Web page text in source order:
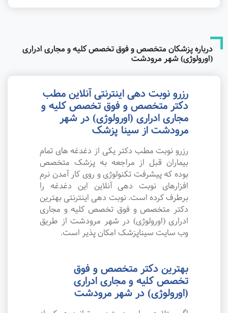
درباره پزشکان متخصص و فوق تخصص کلیه و مجاری ادراری
(اورولوژی) شهر مرودشت
رزرو نوبت دهی اینترنتی آنلاین مطب
دکتر متخصص و فوق تخصص کلیه و
مجاری ادراری (اورولوژی) در شهر
مرودشت از سینا پزشک
رزرو نوبت مطب دکتر یکی از دغدغه های تمام
بیماران قبل از مراجعه به پزشک متخصص
بوده که پیشرفت تکنولوژی و روی کار آمدن نرم
افزارهای نوبت دهی آنلاین این دغدغه را
برطرف کرده است. نوبت دهی اینترنتی بهترین
دکتر متخصص و فوق تخصص کلیه و مجاری
ادراری (اورولوژی) در شهر مرودشت از طریق
وب سایت سیناپزشک امکان پذیر است.
بهترین دکتر متخصص و فوق
تخصص کلیه و مجاری ادراری
(اورولوژی) در شهر مرودشت